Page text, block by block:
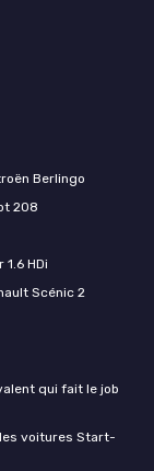
Berlingo
208
HDi
Scénic 2
qui fait le job
les voitures Start-